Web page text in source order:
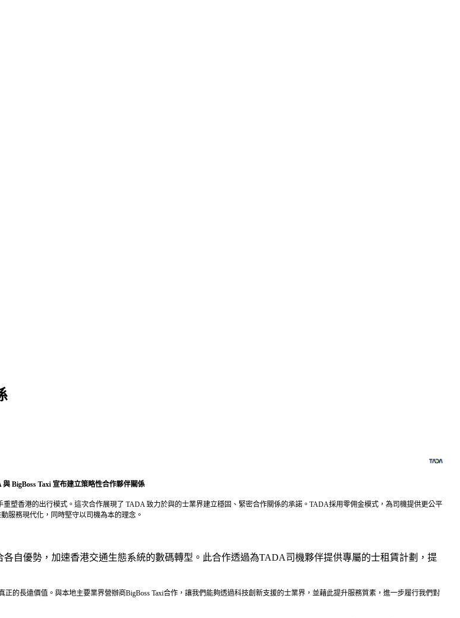
與 BigBoss Taxi 宣布建立策略性合作夥伴關係
塑香港的出行模式。這次合作展現了 TADA 致力於與的士業界建立穩固、緊密合作關係的承諾。TADA採用零佣金模式，為司機提供更公平
服務現代化，同時堅守以司機為本的理念。
自優勢，加速香港交通生態系統的數碼轉型。此合作透過為TADA司機夥伴提供專屬的士租賃計劃，提
的長遠價值。與本地主要業界營辦商BigBoss Taxi合作，讓我們能夠透過科技創新支援的士業界，並藉此提升服務質素，進一步履行我們對